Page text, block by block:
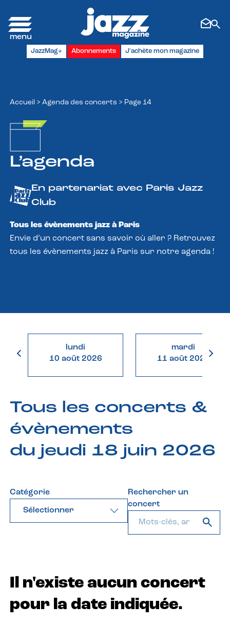
JazzMag+ Abonnements J'achète mon magazine
Accueil > Agenda des concerts > Page 14
L’agenda
En partenariat avec Paris Jazz
Club
Tous les évènements jazz à Paris
Envie d’un concert sans savoir où aller ? Retrouvez
tous les évènements jazz à Paris sur notre agenda !
lundi
10 août 2026
mardi
11 août 2026
Tous les concerts &
évènements
du jeudi 18 juin 2026
Catégorie
Sélectionner
Rechercher un
concert
Il n'existe aucun concert
pour la date indiquée.